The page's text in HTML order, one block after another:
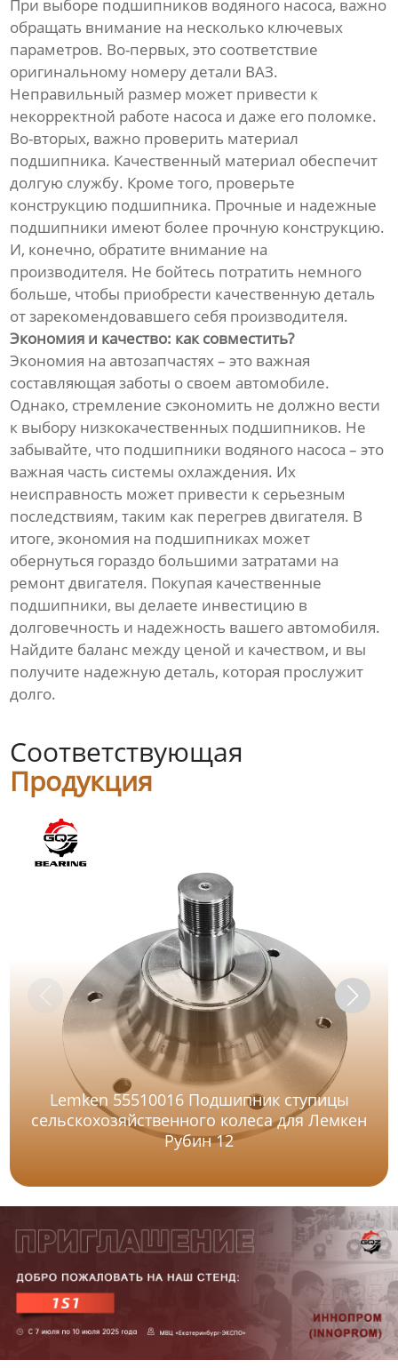
При выборе подшипников водяного насоса, важно
обращать внимание на несколько ключевых
параметров. Во-первых, это соответствие
оригинальному номеру детали ВАЗ.
Неправильный размер может привести к
некорректной работе насоса и даже его поломке.
Во-вторых, важно проверить материал
подшипника. Качественный материал обеспечит
долгую службу. Кроме того, проверьте
конструкцию подшипника. Прочные и надежные
подшипники имеют более прочную конструкцию.
И, конечно, обратите внимание на
производителя. Не бойтесь потратить немного
больше, чтобы приобрести качественную деталь
от зарекомендовавшего себя производителя.
Экономия и качество: как совместить?
Экономия на автозапчастях – это важная
составляющая заботы о своем автомобиле.
Однако, стремление сэкономить не должно вести
к выбору низкокачественных подшипников. Не
забывайте, что подшипники водяного насоса – это
важная часть системы охлаждения. Их
неисправность может привести к серьезным
последствиям, таким как перегрев двигателя. В
итоге, экономия на подшипниках может
обернуться гораздо большими затратами на
ремонт двигателя. Покупая качественные
подшипники, вы делаете инвестицию в
долговечность и надежность вашего автомобиля.
Найдите баланс между ценой и качеством, и вы
получите надежную деталь, которая прослужит
долго.
Соответствующая
Продукция
Lemken 55510016 Подшипник ступицы
сельскохозяйственного колеса для Лемкен
Рубин 12